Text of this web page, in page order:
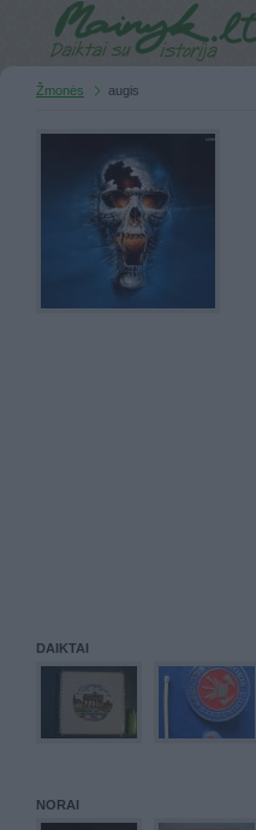
Žmonės augis
DAIKTAI
NORAI